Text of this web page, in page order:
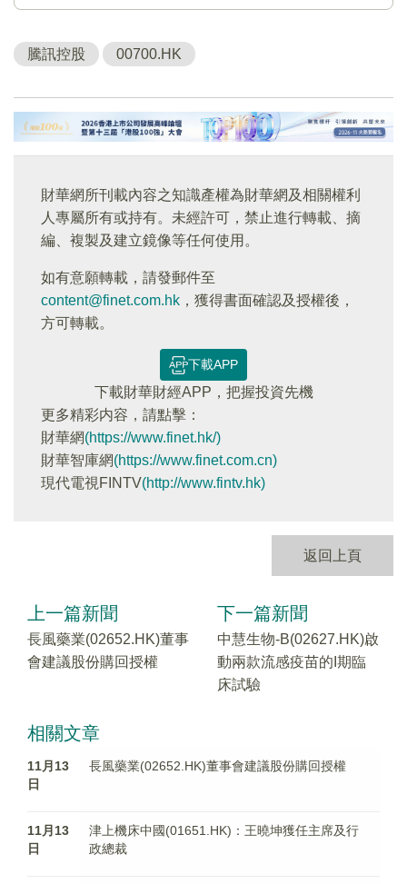
騰訊控股 00700.HK
財華網所刊載內容之知識產權為財華網及相關權利
人專屬所有或持有。未經許可，禁止進行轉載、摘
編、複製及建立鏡像等任何使用。
如有意願轉載，請發郵件至
content@finet.com.hk ，獲得書面確認及授權後，
方可轉載。
下載APP
下載財華財經APP，把握投資先機
更多精彩内容，請點擊：
財華網(https://www.finet.hk/)
財華智庫網(https://www.finet.com.cn)
現代電視FINTV(http://www.fintv.hk)
返回上頁
上一篇新聞
長風藥業(02652.HK)董事
會建議股份購回授權
下一篇新聞
中慧生物-B(02627.HK)啟
動兩款流感疫苗的I期臨
床試驗
相關文章
11月13
日
長風藥業(02652.HK)董事會建議股份購回授權
11月13
日
津上機床中國(01651.HK)：王曉坤獲任主席及行
政總裁